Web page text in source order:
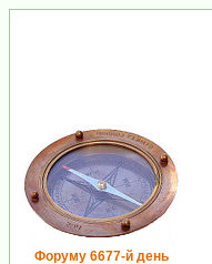
Форуму 6677-й день